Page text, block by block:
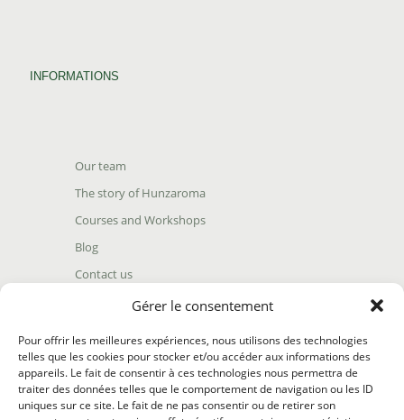
Gérer le consentement
Pour offrir les meilleures expériences, nous utilisons des technologies
telles que les cookies pour stocker et/ou accéder aux informations des
appareils. Le fait de consentir à ces technologies nous permettra de
traiter des données telles que le comportement de navigation ou les ID
uniques sur ce site. Le fait de ne pas consentir ou de retirer son
INFORMATIONS
Our team
The story of Hunzaroma
Courses and Workshops
Blog
Contact us
Find our product
Terms and conditions
Return policy